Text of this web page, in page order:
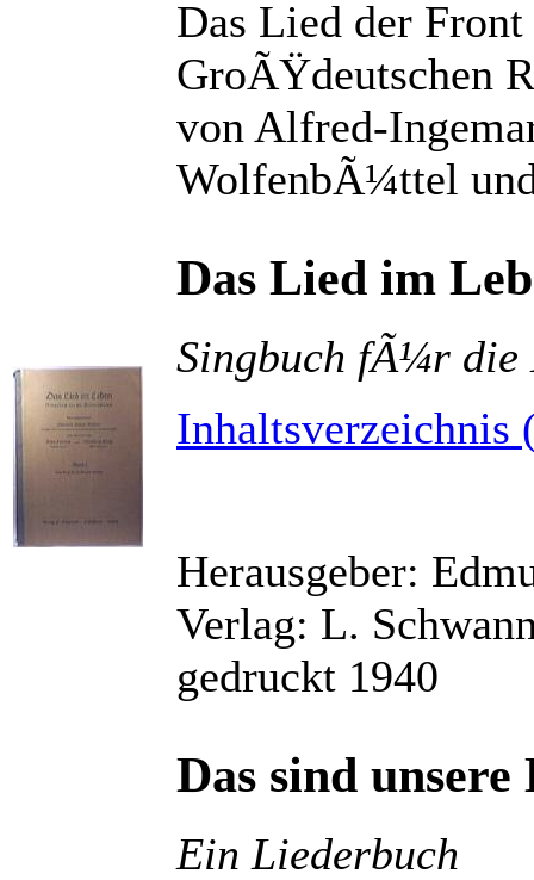
Das Lied der
GroÃŸdeutschen
von Alfred-
WolfenbÃ¼ttel
Das Lied im
Singbuch fÃ¼r die
Inhaltsverzeichnis
Herausgeber:
Verlag: L.
gedruckt 1940
Das sind
Ein Liederbuch